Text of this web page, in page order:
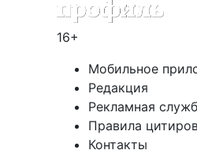
16+
Мобильное
Редакция
Рекламная
Правила
Контакты